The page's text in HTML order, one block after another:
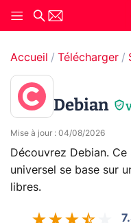
Accueil Télécharger
Debian
Mise à jour : 04/08/2026
Découvrez Debian.
universel se base sur
libres.